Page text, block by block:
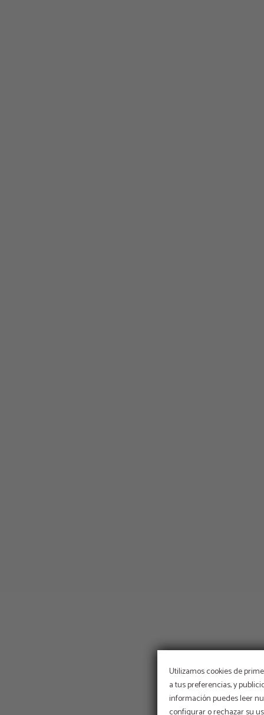
Utilizamos cookies de
a tus preferencias, y
información puedes leer